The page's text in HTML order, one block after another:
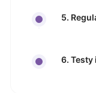
5.
6.